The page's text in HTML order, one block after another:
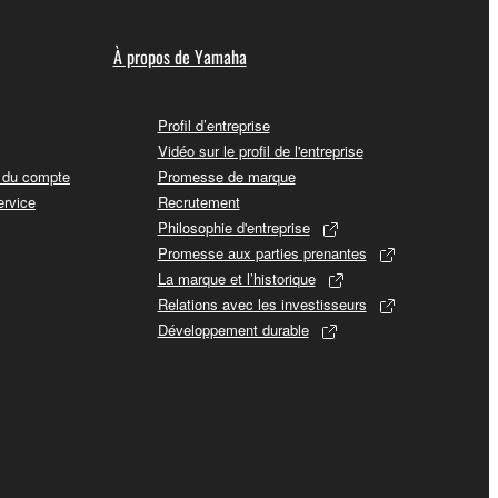
compte
À propos de Yamaha
Profil d’entreprise
Vidéo sur le profil de l'entreprise
Promesse de marque
Recrutement
Philosophie d'entreprise
Promesse aux parties prenantes
La marque et l’historique
Relations avec les investisseurs
Développement durable